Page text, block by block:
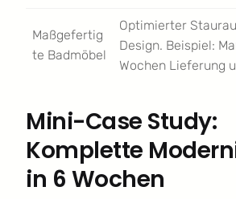
Maßgefertig
te Badmöbel
Optimierter
Design. Beispiel:
Wochen Lieferung
Mini-Case Study:
Komplette
in 6 Wochen